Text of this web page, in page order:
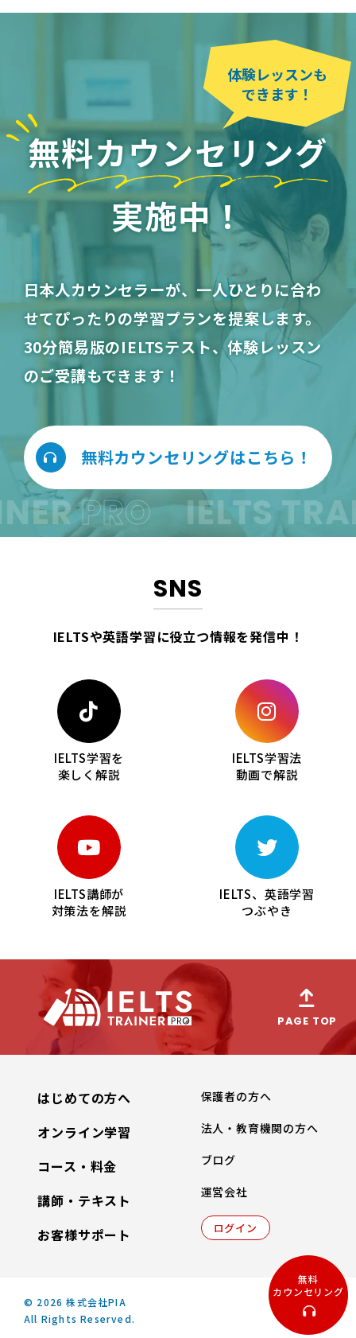
無料カウンセリング
実施中！
体験レッスンも
できます！
日本人カウンセラーが、一人ひとりに合わ
せてぴったりの学習プランを提案します。
30分簡易版のIELTSテスト、体験レッスン
のご受講もできます！
無料カウンセリングはこちら！
PRO IELTS
SNS
IELTSや英語学習に役立つ情報を発信中！
IELTS学習を
楽しく解説
IELTS学習法
動画で解説
IELTS講師が
対策法を解説
IELTS、英語学習
つぶやき
PAGE TOP
はじめての方へ
オンライン学習
コース・料金
講師・テキスト
お客様サポート
保護者の方へ
法人・教育機関の方へ
ブログ
運営会社
ログイン
© 2026 株式会社PIA
All Rights Reserved.
無料
カウンセリング